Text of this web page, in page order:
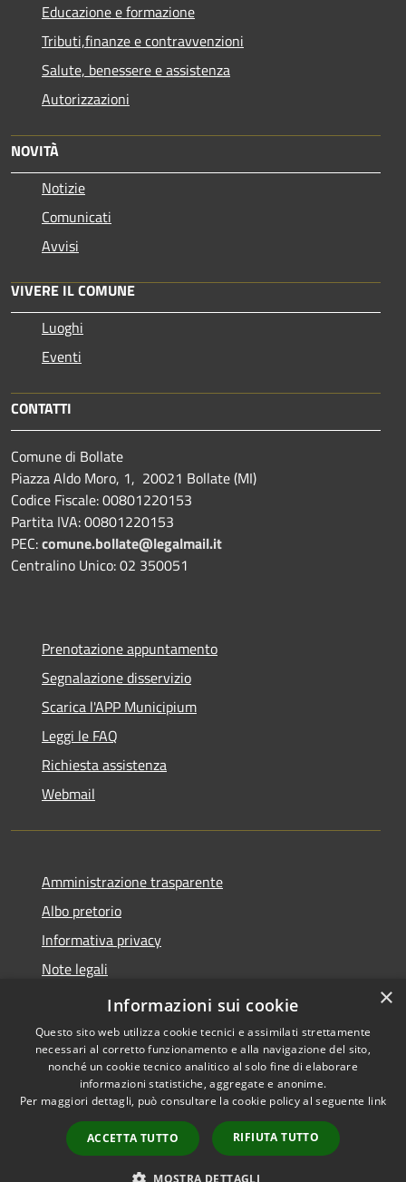
Educazione e formazione
Tributi,finanze e contravvenzioni
Salute, benessere e assistenza
Autorizzazioni
NOVITÀ
Notizie
Comunicati
Avvisi
VIVERE IL COMUNE
Luoghi
Eventi
CONTATTI
Comune di Bollate
Piazza Aldo Moro, 1, 20021 Bollate (MI)
Codice Fiscale: 00801220153
Partita IVA: 00801220153
PEC:comune.bollate@legalmail.it
Centralino Unico: 02 350051
Prenotazione appuntamento
Segnalazione disservizio
Scarica l'APP Municipium
Leggi le FAQ
Richiesta assistenza
Webmail
Amministrazione trasparente
Albo pretorio
Informativa privacy
Note legali
Dichiarazione di accessibilità
Accessibilità
Copyright © 2026 • Comune di
Bollate • Powered by
Municipium•
Accesso
redazione
×
Informazioni sui cookie
Questo sito web utilizza cookie tecnici e assimilati strettamente
necessari al corretto funzionamento e alla navigazione del sito,
nonché un cookie tecnico analitico al solo fine di elaborare
informazioni statistiche, aggregate e anonime.
Per maggiori dettagli, può consultare la cookie policy al seguente link
ACCETTA TUTTO RIFIUTA TUTTO
MOSTRA DETTAGLI